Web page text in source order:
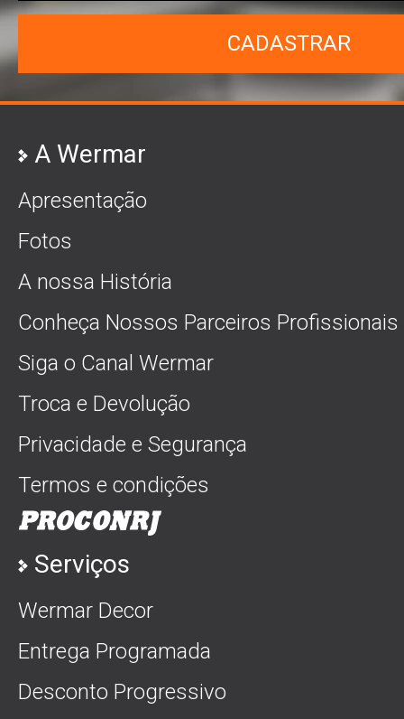
CADASTRAR
A Wermar
Apresentação
Fotos
A nossa História
Conheça Nossos Parceiros Profissionais
Siga o Canal Wermar
Troca e Devolução
Privacidade e Segurança
Termos e condições
Serviços
Wermar Decor
Entrega Programada
Desconto Progressivo